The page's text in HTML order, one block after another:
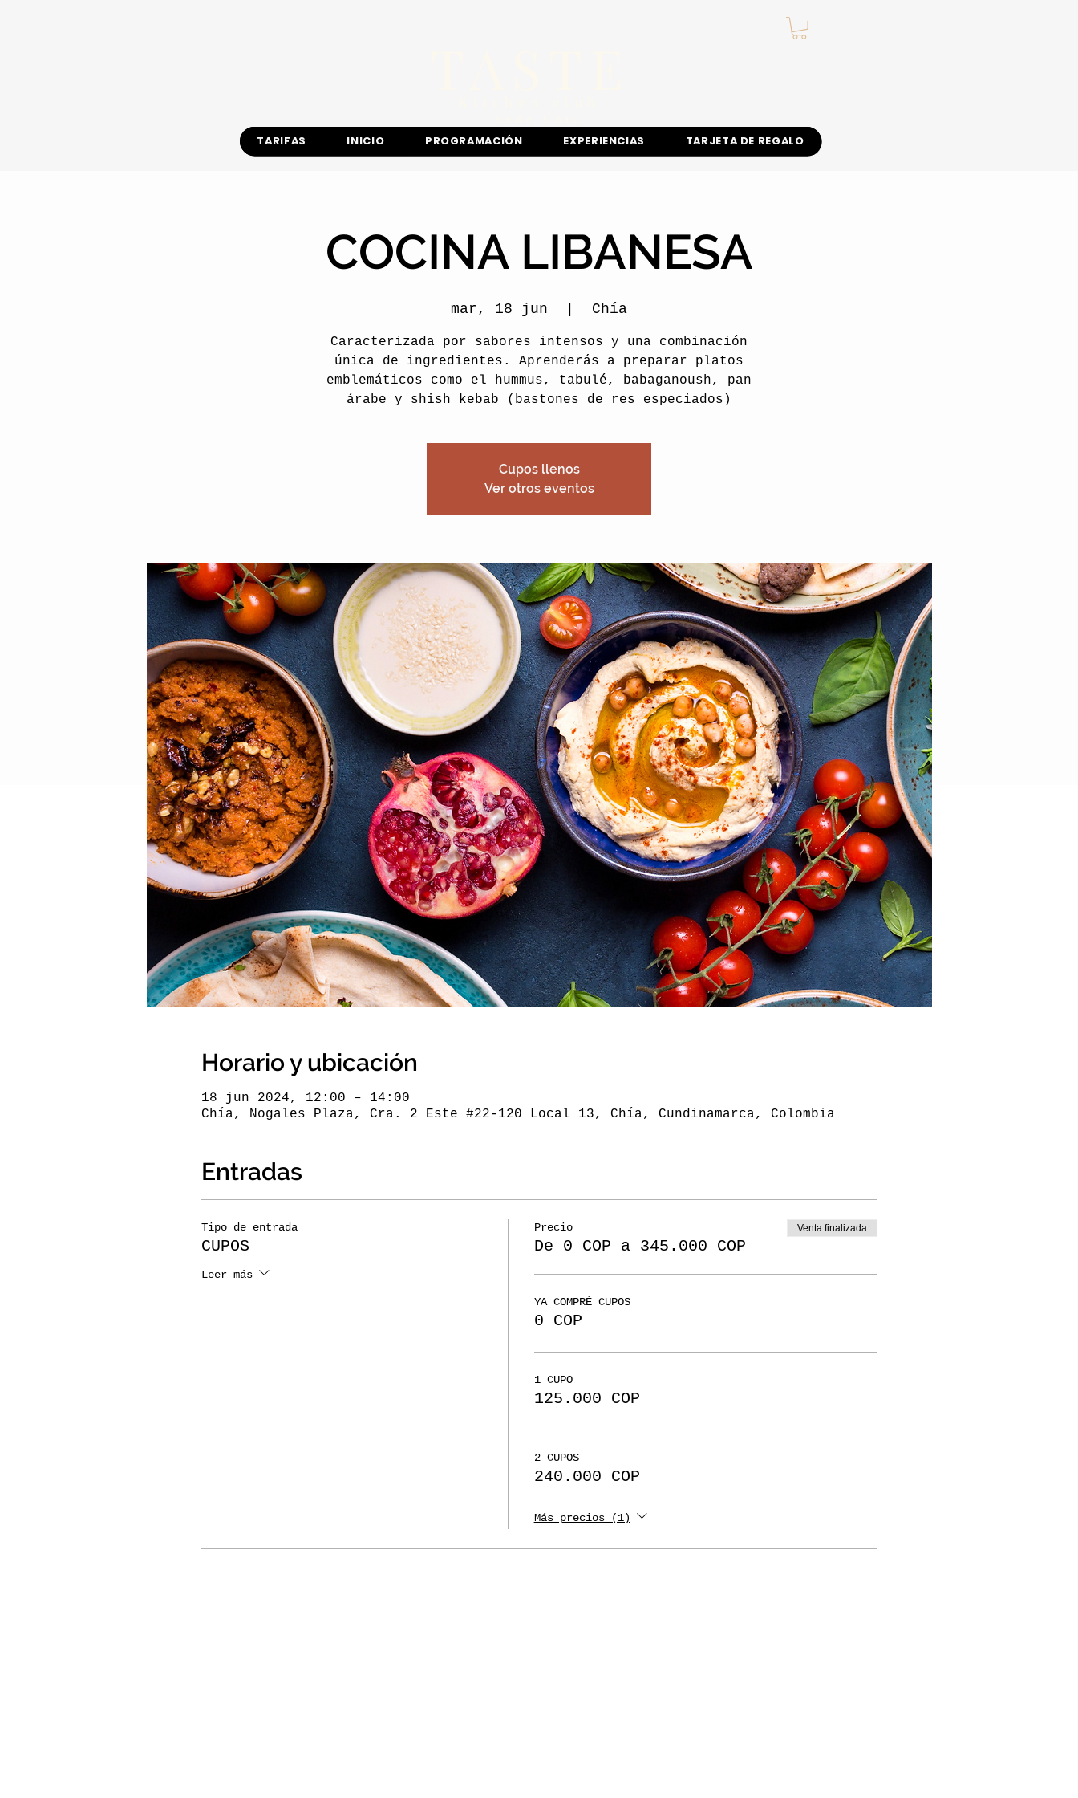
TARIFAS INICIO PROGRAMACIÓN EXPERIENCIAS TARJETA DE REGALO
COCINA LIBANESA
mar, 18 jun Chía
Caracterizada por sabores intensos y una combinación
única de ingredientes. Aprenderás a preparar platos
emblemáticos como el hummus, tabulé, babaganoush, pan
árabe y shish kebab (bastones de res especiados)
Cupos llenos
Ver otros eventos
Horario y ubicación
18 jun 2024, 12:00 – 14:00
Chía, Nogales Plaza, Cra. 2 Este #22-120 Local 13, Chía, Cundinamarca, Colombia
Entradas
Tipo de entrada
CUPOS
Leer más
Precio
De 0 COP a 345.000 COP
Venta finalizada
YA COMPRÉ CUPOS
0 COP
1 CUPO
125.000 COP
2 CUPOS
240.000 COP
Más precios (1)